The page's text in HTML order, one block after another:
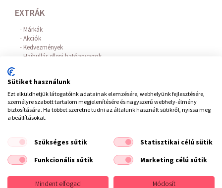
EXTRÁK
Márkák
Akciók
Kedvezmények
Hajhullás elleni hatóanyagok
FIÓKOM
Belépés / Regisztráció
Hírlevél feliratkozás
Elállás a szerződéstől
ÁSZF Adatvédelem/Elállás a szerződéstől
Copyright © 2021 Fodrászkellék Bolt
Sütiket használunk
Ezt elküldhetjük látogatóink adatainak elemzésére, webhelyünk fejlesztésére,
személyre szabott tartalom megjelenítésére és nagyszerű webhely-élmény
biztosítására. Ha többet szeretne tudni az általunk használt sütikről, nyissa meg
a beállításokat.
Szükséges sütik
Statisztikai célú sütik
Funkcionális sütik
Marketing célú sütik
Mindent elfogad Módosít